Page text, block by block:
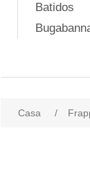
Batidos
Casa /